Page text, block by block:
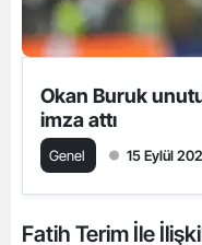
Okan Buruk
imza attı
Genel 15 Eylül
Fatih Terim İle